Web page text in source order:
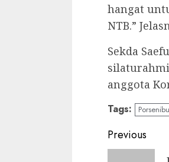
hangat
NTB.”
Sekda
anggota
Tags:
Continue
Previous